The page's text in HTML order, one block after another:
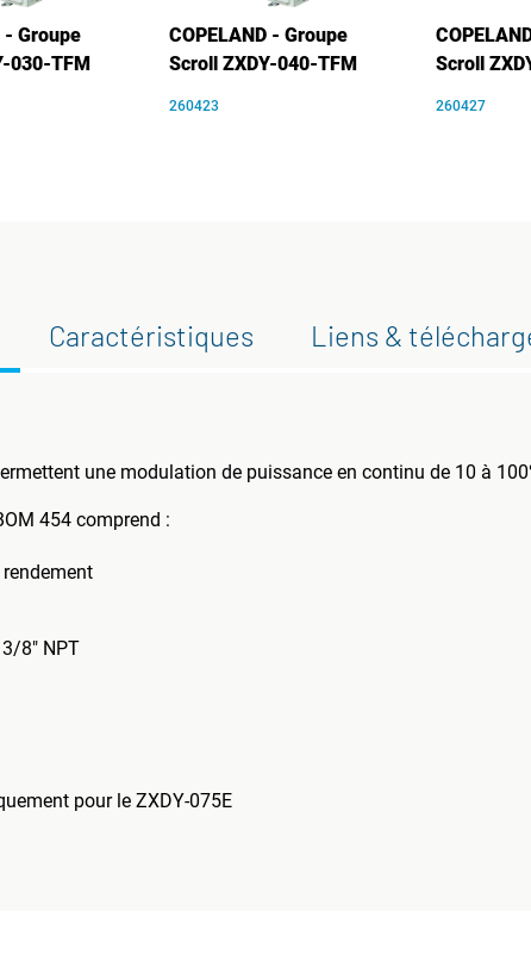
- Groupe
030-TFM
COPELAND - Groupe
Scroll ZXDY-040-TFM
260423
Scroll
260427
Caractéristiques Liens &
une modulation de puissance en continu de 10 à
454 comprend :
8" NPT
pour le ZXDY-075E